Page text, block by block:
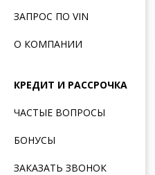
ЗАПРОС ПО VIN
О КОМПАНИИ
КРЕДИТ И РАССРОЧКА
ЧАСТЫЕ ВОПРОСЫ
БОНУСЫ
ЗАКАЗАТЬ ЗВОНОК